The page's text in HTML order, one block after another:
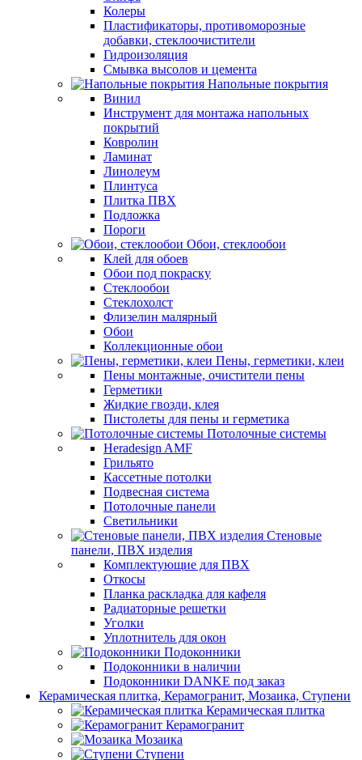
Колеры
Пластификаторы, противоморозные
добавки, стеклоочистители
Гидроизоляция
Смывка высолов и цемента
Напольные покрытия
Винил
Инструмент для монтажа напольных
покрытий
Ковролин
Ламинат
Линолеум
Плинтуса
Плитка ПВХ
Подложка
Пороги
Обои, стеклообои
Клей для обоев
Обои под покраску
Стеклообои
Стеклохолст
Флизелин малярный
Обои
Коллекционные обои
Пены, герметики, клеи
Пены монтажные, очистители пены
Герметики
Жидкие гвозди, клея
Пистолеты для пены и герметика
Потолочные системы
Heradesign AMF
Грильято
Кассетные потолки
Подвесная система
Потолочные панели
Светильники
Стеновые
панели, ПВХ изделия
Комплектующие для ПВХ
Откосы
Планка раскладка для кафеля
Радиаторные решетки
Уголки
Уплотнитель для окон
Подоконники
Подоконники в наличии
Подоконники DANKE под заказ
Керамическая плитка, Керамогранит, Мозаика, Ступени
Керамическая плитка
Керамогранит
Мозаика
Ступени